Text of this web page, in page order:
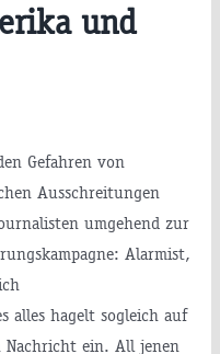
und
Gefahren von
Ausschreitungen
umgehend zur
Alarmist,
alles hagelt sogleich auf
Nachricht ein. All jenen